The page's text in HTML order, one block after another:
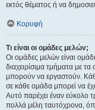
εκτός θέματος ή να
Κορυφή
Τι είναι οι ομάδες μελών;
Οι ομάδες μελών είναι
διαχειρίσιμα τμήματα με
μπορούν να εργαστούν.
σε κάθε ομάδα μπορεί να
Αυτό παρέχει έναν εύκολο
πολλά μέλη ταυτόχρονα,